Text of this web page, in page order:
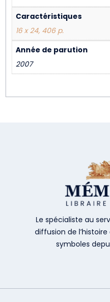
Caractéristiques
16 x 24, 406 p.
Année de parution
2007
Le spécialiste au
diffusion de
symboles